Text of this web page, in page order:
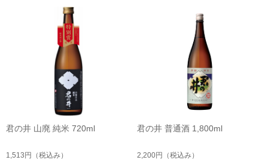
君の井 山廃 純米 720ml
1,513円 （税込み）
君の井 普通酒 1,800ml
2,200円 （税込み）